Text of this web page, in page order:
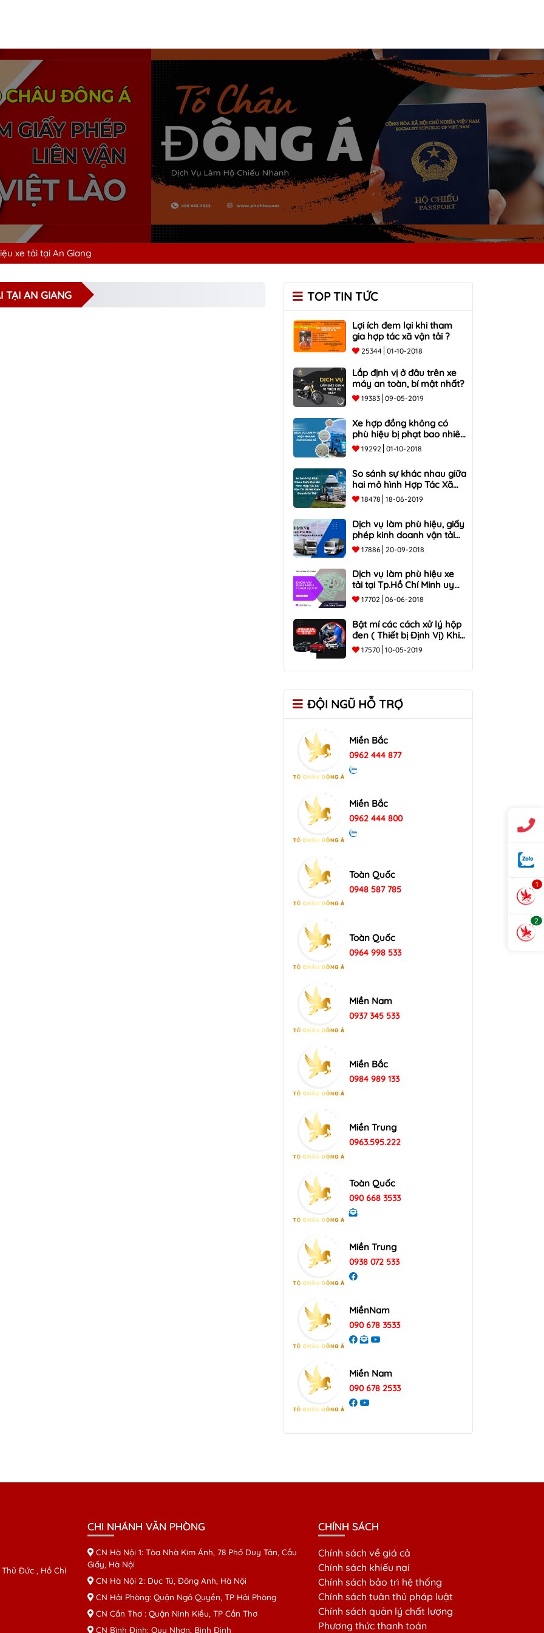
xe tải tại An Giang
TẠI AN GIANG TOP TIN TỨC
Lợi ích đem lại khi tham
gia hợp tác xã vận tải ?
25344 01-10-2018
Lắp định vị ở đâu trên xe
máy an toàn, bí mật nhất?
19383 09-05-2019
Xe hợp đồng không có
phù hiệu bị phạt bao nhiêu
tiền?
19292 01-10-2018
So sánh sự khác nhau giữa
hai mô hình Hợp Tác Xã
Vận Tải và Hộ Kinh Doanh
Cá Thể
18478 18-06-2019
Dịch vụ làm phù hiệu, giấy
phép kinh doanh vận tải
Tại Đồng Nai, Hồ Chí Minh
17886 20-09-2018
Dịch vụ làm phù hiệu xe
tải tại Tp.Hồ Chí Minh uy
tín17702 06-06-2018
Bật mí các cách xử lý hộp
đen ( Thiết bị Định Vị) Khi
mất tín hiệu ?
17570 10-05-2019
ĐỘI NGŨ HỖ TRỢ
Miền Bắc
0962 444 877
Miền Bắc
0962 444 800
Toàn Quốc
0948 587 785
Toàn Quốc
0964 998 533
Miền Nam
0937 345 533
Miền Bắc
0984 989 133
Miền Trung
0963.595.222
Toàn Quốc
090 668 3533
Miền Trung
0938 072 533
MiềnNam
090 678 3533
Miền Nam
090 678 2533
Thủ Đức , Hồ Chí
1
2
CHI NHÁNH VĂN PHÒNG
CN Hà Nội 1: Tòa Nhà Kim Ánh, 78 Phố Duy Tân, Cầu
Giấy, Hà Nội
CN Hà Nội 2: Dục Tú, Đông Anh, Hà Nội
CN Hải Phòng: Quận Ngô Quyền, TP Hải Phòng
CN Cần Thơ : Quận Ninh Kiều, TP Cần Thơ
CN Bình Định: Quy Nhơn, Bình Định
CHÍNH SÁCH
Chính sách về giá cả
Chính sách khiếu nại
Chính sách bảo trì hệ thống
Chính sách tuân thủ pháp luật
Chính sách quản lý chất lượng
Phương thức thanh toán